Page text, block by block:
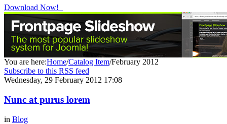
Download Now!
You are here:Home/Catalog Item/February 2012
Subscribe to this RSS feed
Wednesday, 29 February 2012 17:08
Nunc at purus lorem
in Blog